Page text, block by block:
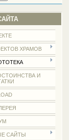
ХРАМОВ
И
САЙТЫ